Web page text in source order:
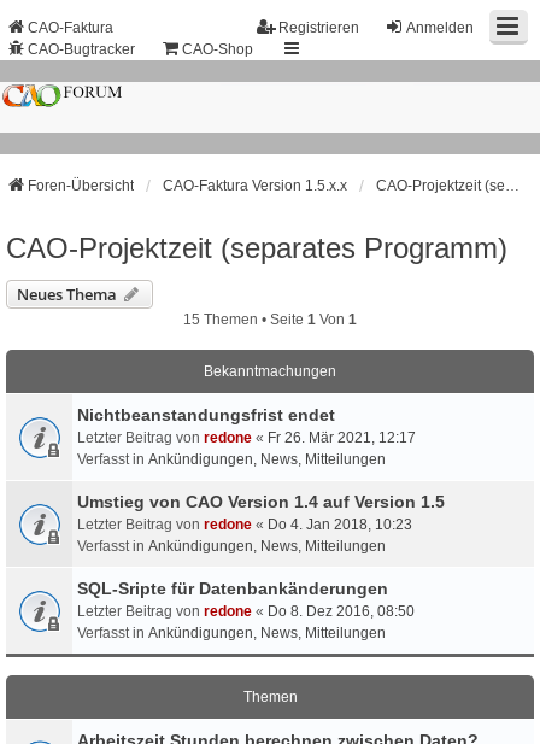
Anmelden
Registrieren
CAO-Faktura
CAO-Bugtracker
CAO-Shop
Foren-Übersicht CAO-Faktura Version 1.5.x.x
CAO-Projektzeit (separates Programm)
Neues Thema
15 Themen • Seite 1 Von 1
Bekanntmachungen
Nichtbeanstandungs­frist endet
Letzter Beitrag von redone « Fr 26. Mär 2021, 12:17
Verfasst in Ankündigungen, News, Mitteilungen
Umstieg von CAO Version 1.4 auf Version 1.5
Letzter Beitrag von redone « Do 4. Jan 2018, 10:23
Verfasst in Ankündigungen, News, Mitteilungen
SQL-Sripte für Datenbankänderungen
Letzter Beitrag von redone « Do 8. Dez 2016, 08:50
Verfasst in Ankündigungen, News, Mitteilungen
Themen
Arbeitszeit Stunden berechnen zwischen Daten?